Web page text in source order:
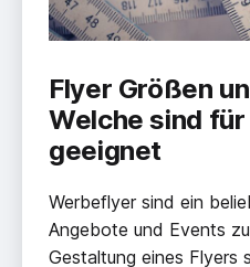
Flyer Größen
Welche sind
geeignet
Werbeflyer sind ein
Angebote und Events
Gestaltung eines Flyers